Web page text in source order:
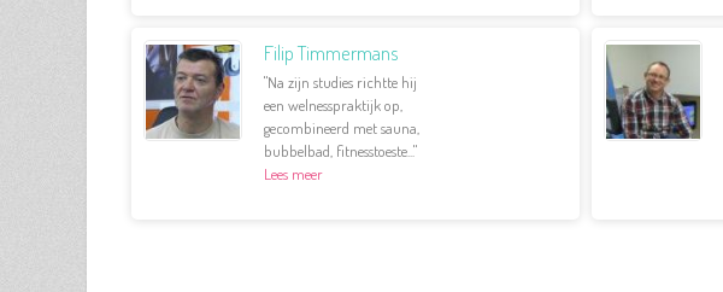
Filip Timmermans
"Na zijn studies richtte hij
een welnesspraktijk op,
gecombineerd met sauna,
bubbelbad, fitnesstoeste..."
Lees meer